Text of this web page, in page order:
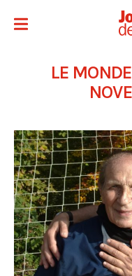
LE